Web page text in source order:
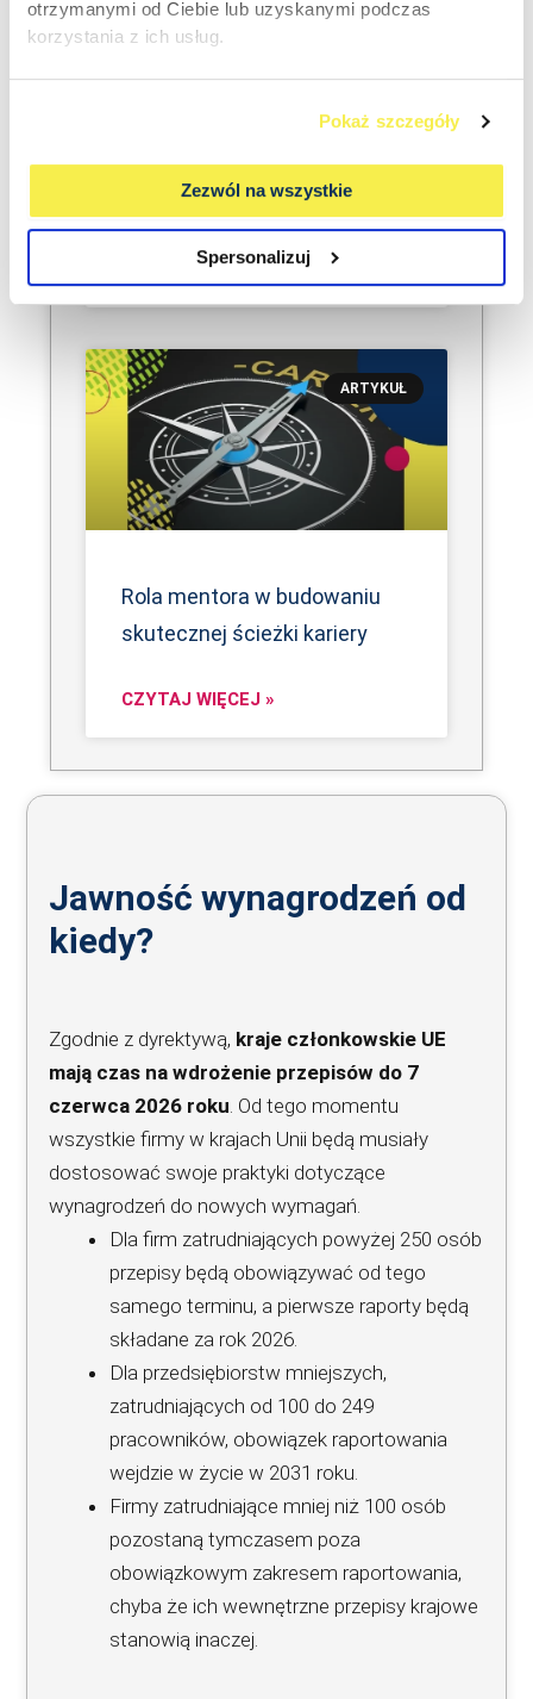
otrzymanymi od Ciebie lub uzyskanymi podczas
korzystania z ich usług.
Pokaż szczegóły
Zezwól na wszystkie
Spersonalizuj
pasywnych: jak docierać do
ekspertów, którzy nie szukają
CZYTAJ WIĘCEJ »
ARTYKUŁ
Rola mentora w budowaniu
skutecznej ścieżki kariery
CZYTAJ WIĘCEJ »
Jawność wynagrodzeń od
kiedy?
Zgodnie z dyrektywą, kraje członkowskie UE
mają czas na wdrożenie przepisów do 7
czerwca 2026 roku . Od tego momentu
wszystkie firmy w krajach Unii będą musiały
dostosować swoje praktyki dotyczące
wynagrodzeń do nowych wymagań.
Dla firm zatrudniających powyżej 250 osób
przepisy będą obowiązywać od tego
samego terminu, a pierwsze raporty będą
składane za rok 2026.
Dla przedsiębiorstw mniejszych,
zatrudniających od 100 do 249
pracowników, obowiązek raportowania
wejdzie w życie w 2031 roku.
Firmy zatrudniające mniej niż 100 osób
pozostaną tymczasem poza
obowiązkowym zakresem raportowania,
chyba że ich wewnętrzne przepisy krajowe
stanowią inaczej.